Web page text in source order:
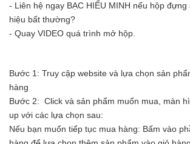
- Liên hệ ngay BẠC HIỂU MINH nếu hộp đựng
hiệu bất thường?
- Quay VIDEO quá trình mở hộp.
Bước 1: Truy cập website và lựa chọn sản
hàng
Bước 2: Click và sản phẩm muốn mua, màn
up với các lựa chọn sau:
Nếu bạn muốn tiếp tục mua hàng: Bấm vào